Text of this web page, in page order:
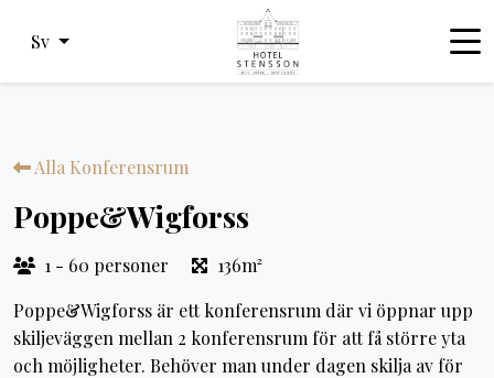
Sv
Alla Konferensrum
Poppe&Wigforss
1 - 60 personer
136m²
Poppe&Wigforss är ett konferensrum där vi öppnar upp
skiljeväggen mellan 2 konferensrum för att få större yta
och möjligheter. Behöver man under dagen skilja av för